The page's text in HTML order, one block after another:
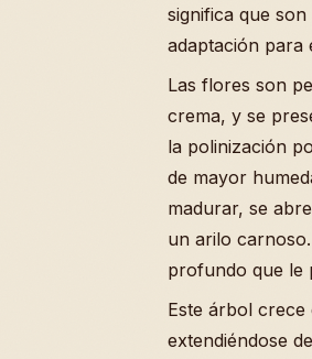
significa que
adaptación para
Las flores son
crema, y se
la polinización
de mayor
madurar, se
un arilo
profundo que le
Este árbol
extendiéndose